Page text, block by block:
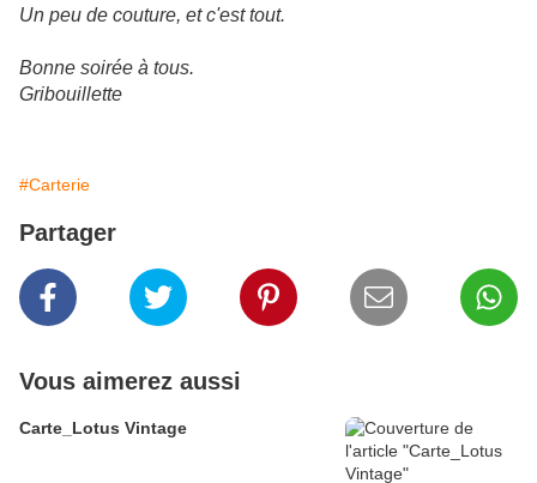
Un peu de couture, et c'est tout.
Bonne soirée à tous.
Gribouillette
#Carterie
Partager
Vous aimerez aussi
Carte_Lotus Vintage